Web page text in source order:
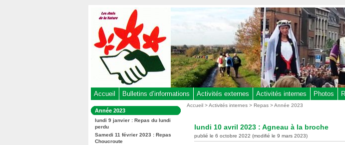
Accueil Bulletins d’informations Activités externes Activités internes Photos
Dans
la
rubrique
:
Année 2023
lundi 9 janvier : Repas du lundi
perdu
Samedi 11 février 2023 : Repas
Choucroute
Vous
Accueil >Activités internes >Repas >Année 2023
lundi 10 avril 2023 : Agneau à la broche
publié le 6 octobre 2022 (modifié le 9 mars 2023)